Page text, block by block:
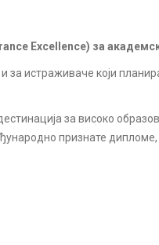
Excellence) за
за истраживаче који
за високо
признате дипломе,